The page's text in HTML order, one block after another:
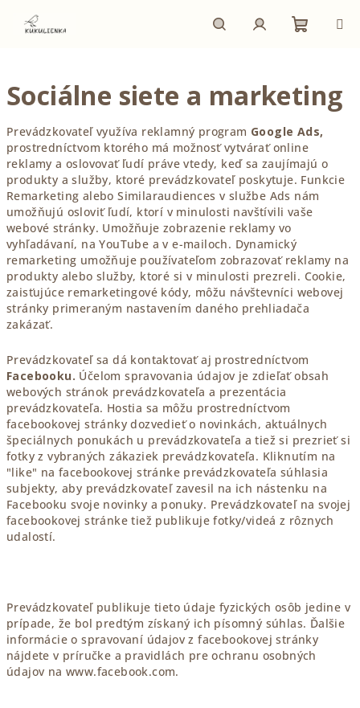
obsah
košík
Sociálne siete a marketing
Prevádzkovateľ využíva reklamný program Google Ads,
prostredníctvom ktorého má možnosť vytvárať online
reklamy a oslovovať ľudí práve vtedy, keď sa zaujímajú o
produkty a služby, ktoré prevádzkovateľ poskytuje. Funkcie
Remarketing alebo Similaraudiences v službe Ads nám
umožňujú osloviť ľudí, ktorí v minulosti navštívili vaše
webové stránky. Umožňuje zobrazenie reklamy vo
vyhľadávaní, na YouTube a v e-mailoch. Dynamický
remarketing umožňuje používateľom zobrazovať reklamy na
produkty alebo služby, ktoré si v minulosti prezreli. Cookie,
zaisťujúce remarketingové kódy, môžu návštevníci webovej
stránky primeraným nastavením daného prehliadača
zakázať.
Prevádzkovateľ sa dá kontaktovať aj prostredníctvom
Facebooku. Účelom spravovania údajov je zdieľať obsah
webových stránok prevádzkovateľa a prezentácia
prevádzkovateľa. Hostia sa môžu prostredníctvom
facebookovej stránky dozvedieť o novinkách, aktuálnych
špeciálnych ponukách u prevádzkovateľa a tiež si prezrieť si
fotky z vybraných zákaziek prevádzkovateľa. Kliknutím na
"like" na facebookovej stránke prevádzkovateľa súhlasia
subjekty, aby prevádzkovateľ zavesil na ich nástenku na
Facebooku svoje novinky a ponuky. Prevádzkovateľ na svojej
facebookovej stránke tiež publikuje fotky/videá z rôznych
udalostí.
Prevádzkovateľ publikuje tieto údaje fyzických osôb jedine v
prípade, že bol predtým získaný ich písomný súhlas. Ďalšie
informácie o spravovaní údajov z facebookovej stránky
nájdete v príručke a pravidlách pre ochranu osobných
údajov na www.facebook.com.